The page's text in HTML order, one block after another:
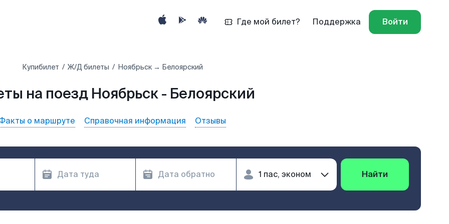
Где мой билет? Поддержка Войти
Купибилет Ж/Д билеты Ноябрьск → Белоярский
на поезд Ноябрьск - Белоярский
о маршруте Справочная информация Отзывы
Найти